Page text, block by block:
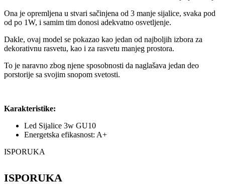
Ona je opremljena u stvari sačinjena od 3 manje sijalice, svaka pod
od po 1W, i samim tim donosi adekvatno osvetljenje.
Dakle, ovaj model se pokazao kao jedan od najboljih izbora za
dekorativnu rasvetu, kao i za rasvetu manjeg prostora.
To je naravno zbog njene sposobnosti da naglašava jedan deo
porstorije sa svojim snopom svetosti.
Karakteristike:
Led Sijalice 3w GU10
Energetska efikasnost: A+
ISPORUKA
ISPORUKA